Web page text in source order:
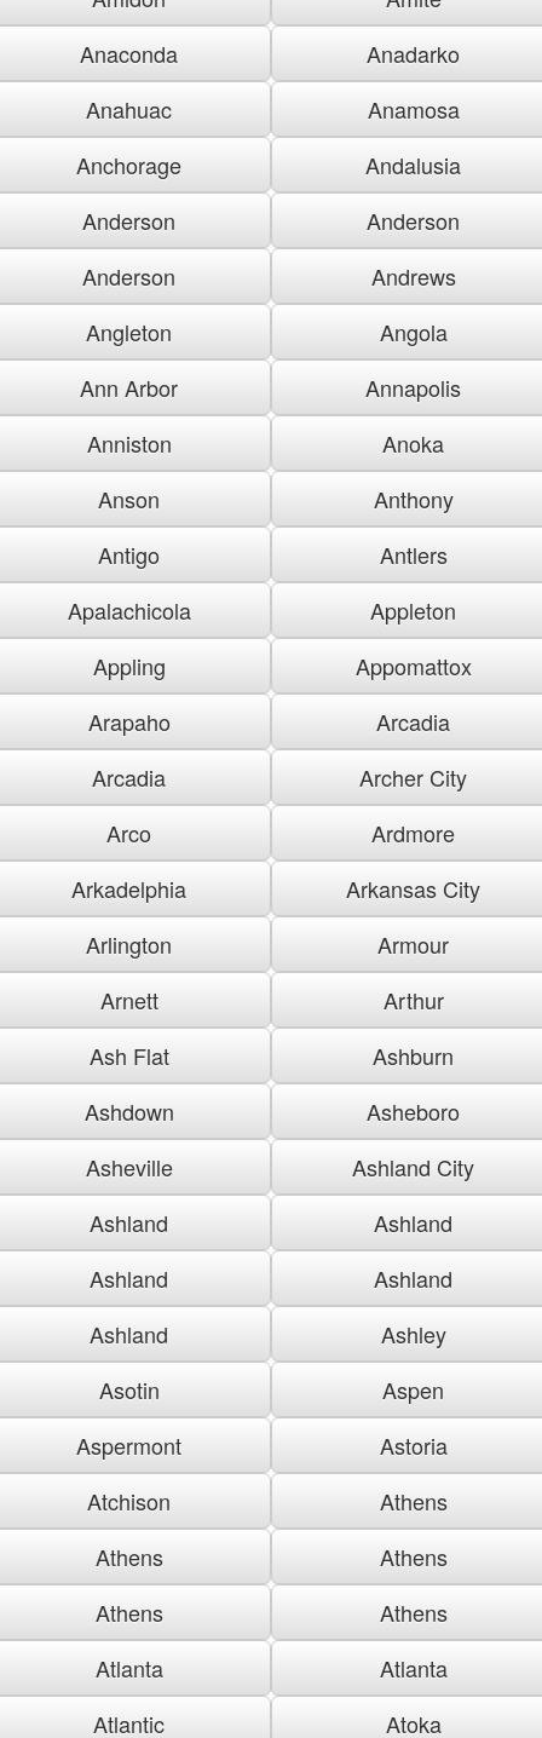
Anaconda
Anadarko
Anahuac
Anamosa
Anchorage
Andalusia
Anderson
Anderson
Anderson
Andrews
Angleton
Angola
Ann Arbor
Annapolis
Anniston
Anoka
Anson
Anthony
Antigo
Antlers
Apalachicola
Appleton
Appling
Appomattox
Arapaho
Arcadia
Arcadia
Archer City
Arco
Ardmore
Arkadelphia
Arkansas City
Arlington
Armour
Arnett
Arthur
Ash Flat
Ashburn
Ashdown
Asheboro
Asheville
Ashland City
Ashland
Ashland
Ashland
Ashland
Ashland
Ashley
Asotin
Aspen
Aspermont
Astoria
Atchison
Athens
Athens
Athens
Athens
Athens
Atlanta
Atlanta
Atlantic
Atoka